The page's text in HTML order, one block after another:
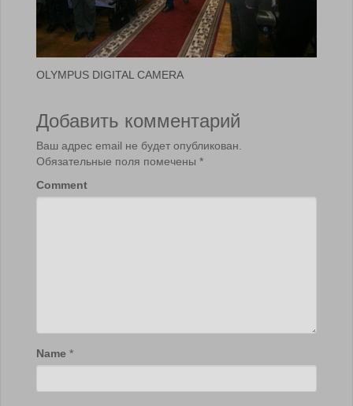
OLYMPUS DIGITAL CAMERA
Добавить комментарий
Ваш адрес email не будет опубликован.
Обязательные поля помечены *
Comment
Name *